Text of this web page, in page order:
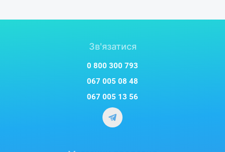
Зв'язатися
0 800 300 793
067 005 08 48
067 005 13 56